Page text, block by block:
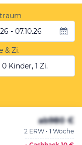
- 07.10.26
& Zi.
Kinder, 1 Zi.
ab980 €
2 ERW • 1 Woche